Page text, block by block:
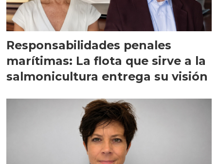
Responsabilidades penales
marítimas: La flota que sirve a la
salmonicultura entrega su visión